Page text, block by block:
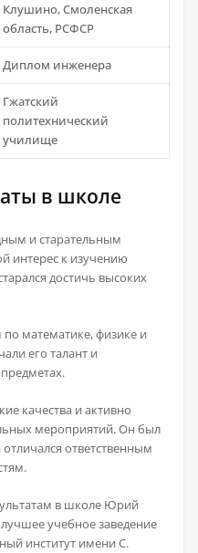
Клушино, Смоленская
область, РСФСР
Диплом инженера
Гжатский
политехнический
училище
в школе
и старательным
интерес к изучению
достичь высоких
математике, физике и
его талант и
качества и активно
мероприятий. Он был
ответственным
в школе Юрий
учебное заведение
институт имени С.